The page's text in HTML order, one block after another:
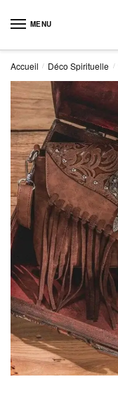
MENU
Accueil / Déco Spirituelle /